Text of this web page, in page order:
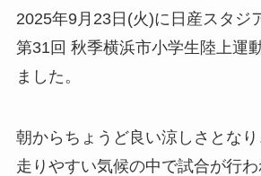
2025年9月23日(火)に日産スタジ
第31回 秋季横浜市小学生陸上運
ました。
朝からちょうど良い涼しさとなり
走りやすい気候の中で試合が行